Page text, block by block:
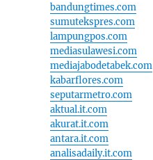
bandungtimes.com
sumutekspres.com
lampungpos.com
mediasulawesi.com
mediajabodetabek.com
kabarflores.com
seputarmetro.com
aktual.it.com
akurat.it.com
antara.it.com
analisadaily.it.com